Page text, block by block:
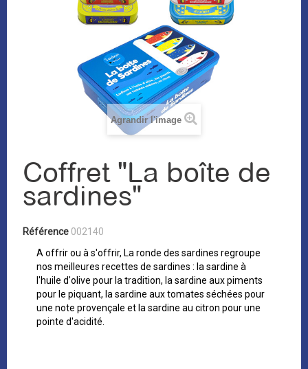
Agrandir l'image
Coffret "La boîte de
sardines"
Référence 002140
A offrir ou à s'offrir, La ronde des sardines regroupe
nos meilleures recettes de sardines : la sardine à
l'huile d'olive pour la tradition, la sardine aux piments
pour le piquant, la sardine aux tomates séchées pour
une note provençale et la sardine au citron pour une
pointe d'acidité.